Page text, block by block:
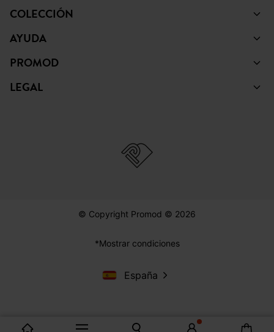
COLECCIÓN
AYUDA
PROMOD
LEGAL
© Copyright Promod © 2026
*Mostrar condiciones
España